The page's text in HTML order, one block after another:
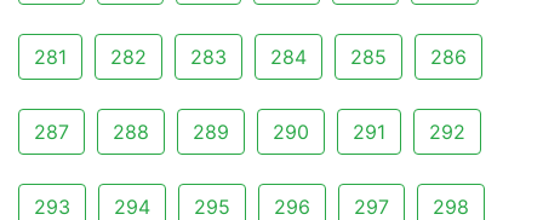
281 282 283 284 285 286
287 288 289 290 291 292
293 294 295 296 297 298